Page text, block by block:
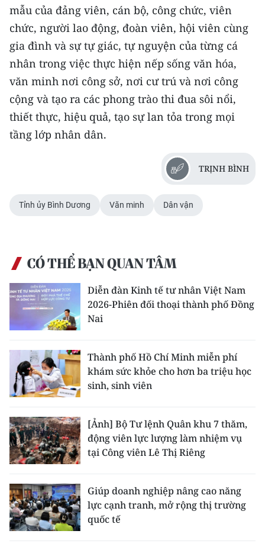
mẫu của đảng viên, cán bộ, công chức, viên
chức, người lao động, đoàn viên, hội viên cùng
gia đình và sự tự giác, tự nguyện của từng cá
nhân trong việc thực hiện nếp sống văn hóa,
văn minh nơi công sở, nơi cư trú và nơi công
cộng và tạo ra các phong trào thi đua sôi nổi,
thiết thực, hiệu quả, tạo sự lan tỏa trong mọi
tầng lớp nhân dân.
TRỊNH BÌNH
Tỉnh ủy Bình Dương Văn minh Dân vận
CÓ THỂ BẠN QUAN TÂM
Diễn đàn Kinh tế tư nhân Việt Nam
2026-Phiên đối thoại thành phố Đồng
Nai
Thành phố Hồ Chí Minh miễn phí
khám sức khỏe cho hơn ba triệu học
sinh, sinh viên
[Ảnh] Bộ Tư lệnh Quân khu 7 thăm,
động viên lực lượng làm nhiệm vụ
tại Công viên Lê Thị Riêng
Giúp doanh nghiệp nâng cao năng
lực cạnh tranh, mở rộng thị trường
quốc tế